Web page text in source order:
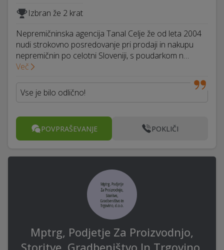
Izbran že 2 krat
Nepremičninska agencija Tanal Celje že od leta 2004
nudi strokovno posredovanje pri prodaji in nakupu
nepremičnin po celotni Sloveniji, s poudarkom n…
Več
Vse je bilo odlično!
POVPRAŠEVANJE POKLIČI
Mptrg, Podjetje Za Proizvodnjo,